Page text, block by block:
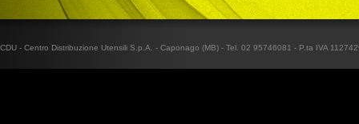
CDU - Centro Distribuzione Utensili S.p.A. - Caponago (MB) - Tel. 02 95746081 - P.ta IVA